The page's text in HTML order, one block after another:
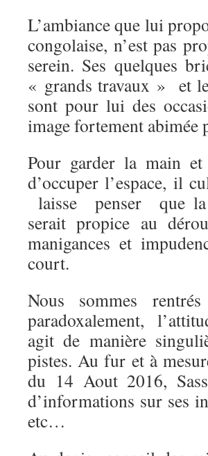
L’ambiance que lui
congolaise, n’est pas
serein. Ses quelques
« grands travaux » et
sont pour lui des
image fortement abimée
Pour garder la main
d’occuper l’espace, il
laisse penser que la
serait propice au
manigances et
court.
Nous sommes
paradoxalement,
agit de manière
pistes. Au fur et à
du 14 Aout 2016,
d’informations sur ses
etc…